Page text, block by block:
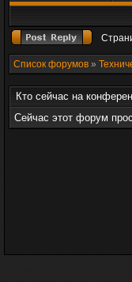
Список форумов »
Кто сейчас на
Сейчас этот форум